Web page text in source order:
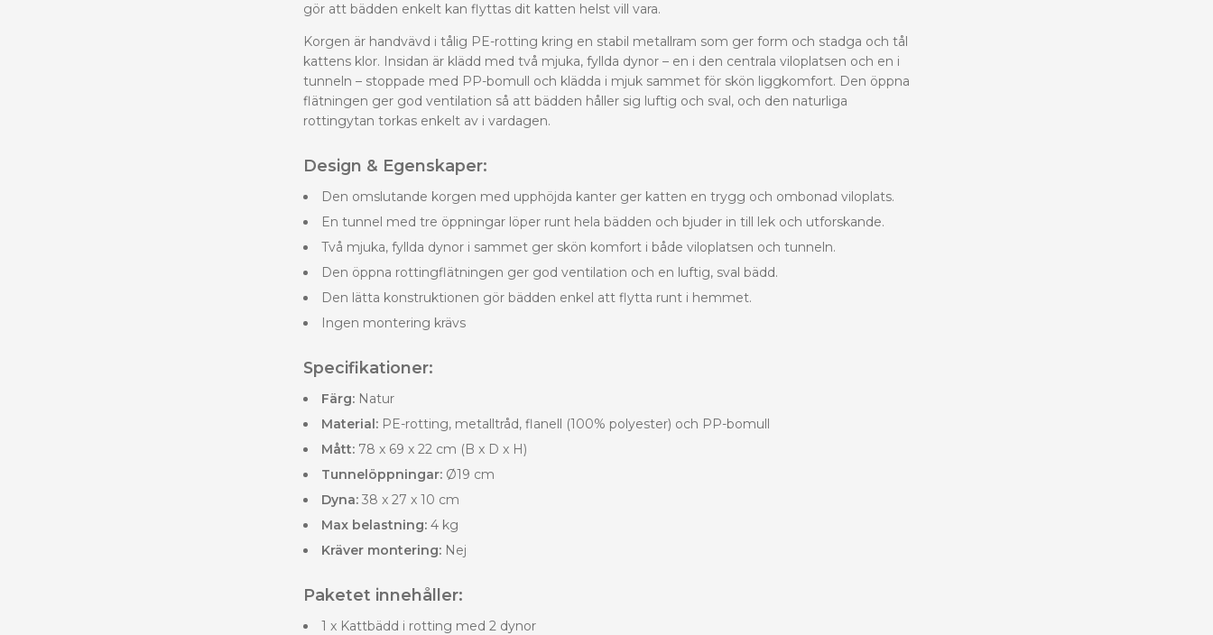
gör att bädden enkelt kan flyttas dit katten helst vill vara.
Korgen är handvävd i tålig PE-rotting kring en stabil metallram som ger form och stadga och tål
kattens klor. Insidan är klädd med två mjuka, fyllda dynor – en i den centrala viloplatsen och en i
tunneln – stoppade med PP-bomull och klädda i mjuk sammet för skön liggkomfort. Den öppna
flätningen ger god ventilation så att bädden håller sig luftig och sval, och den naturliga
rottingytan torkas enkelt av i vardagen.
Design & Egenskaper:
Den omslutande korgen med upphöjda kanter ger katten en trygg och ombonad viloplats.
En tunnel med tre öppningar löper runt hela bädden och bjuder in till lek och utforskande.
Två mjuka, fyllda dynor i sammet ger skön komfort i både viloplatsen och tunneln.
Den öppna rottingflätningen ger god ventilation och en luftig, sval bädd.
Den lätta konstruktionen gör bädden enkel att flytta runt i hemmet.
Ingen montering krävs
Specifikationer:
Färg: Natur
Material: PE-rotting, metalltråd, flanell (100% polyester) och PP-bomull
Mått: 78 x 69 x 22 cm (B x D x H)
Tunnelöppningar: Ø19 cm
Dyna: 38 x 27 x 10 cm
Max belastning: 4 kg
Kräver montering: Nej
Paketet innehåller:
1 x Kattbädd i rotting med 2 dynor